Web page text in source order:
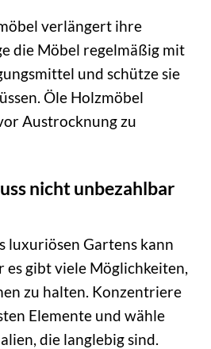
verlängert ihre
die Möbel regelmäßig mit
und schütze sie
Öle Holzmöbel
Austrocknung zu
nicht unbezahlbar
luxuriösen Gartens kann
es gibt viele Möglichkeiten,
zu halten. Konzentriere
Elemente und wähle
die langlebig sind.